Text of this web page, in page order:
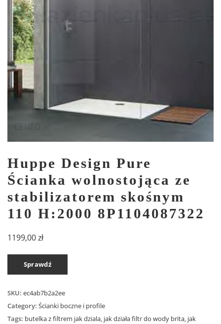
Huppe Design Pure
Ścianka wolnostojąca ze
stabilizatorem skośnym
110 H:2000 8P1104087322
1199,00zł
Sprawdź
SKU: ec4ab7b2a2ee
Category: Ścianki boczne i profile
Tags: butelka z filtrem jak dziala, jak działa filtr do wody brita, jak